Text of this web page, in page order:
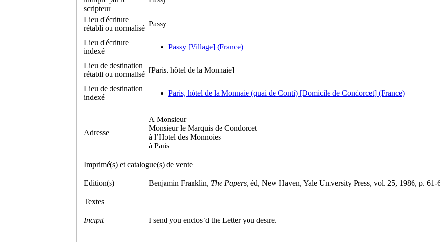
scripteur
Lieu d'écriture
rétabli ou normalisé
Passy
Lieu d'écriture
indexé
Passy [Village] (France)
Lieu de destination
rétabli ou normalisé
[Paris, hôtel de la Monnaie]
Lieu de destination
indexé
Paris, hôtel de la Monnaie (quai de Conti) [Domicile de Condorcet] (France)
Adresse
A Monsieur
Monsieur le Marquis de Condorcet
à l’Hotel des Monnoies
à Paris
Imprimé(s) et catalogue(s) de vente
Edition(s) Benjamin Franklin, The Papers, éd, New Haven, Yale University Press, vol. 25, 1986, p. 61-
Textes
Incipit I send you enclos’d the Letter you desire.